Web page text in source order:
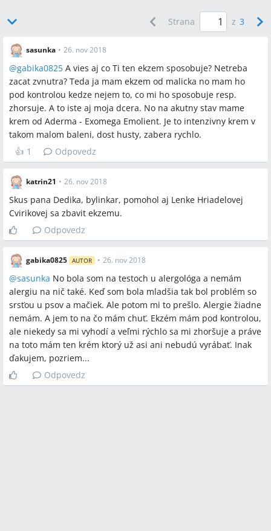
potravinových intolerancií alebo súkromné krvné testy;
niektorí používatelia uviedli rýchlé zlepšenie po
Najčastejšie otázky
Q:Kde zohnať Skin‑Cap, ak ho nemajú v lekárni?
A:Používatelia odporúčali objednávať Skin‑Cap online (v
príspevkoch spomenuté
a niektoré lekárne hlásili, že po zmene distributora sa produkt
krátkodobo vybil; jedna používateľka uviedla, že lekáreň ho
naskladnila, ale cena bola 23 €.
Q:Aká je dostupná náhrada za Skin‑Cap?
A:
lekárne ho bežne vedia objednať; farmaceutická pracovníčka
najbližšie zloženie k Skin‑Capu.
Q: Môžu probiotiká pomôcť pri ekzéme?
A:Niekoľko používateľov hlásilo zlepšenie po podávaní
probiotík už do 2–5 dní (u detí aj dospelých), formy spomenuté
v diskusii boli kvapky, cmulacie tablety a bežné tablety.
Q:Sú testy potravinovej intolerancie užitočné pri ekzéme?
A:V diskusii odporúčali súkromné testy potravinových
intolerancií a krvné testy v súkromných laboratóriách; jedna
používateľka uviedla, že Union čiastočne prepláca niektoré
Strana z 3
sasunka • 26. nov 2018
@gabika0825 A vies aj co Ti ten ekzem sposobuje? Netreba
zacat zvnutra? Teda ja mam ekzem od malicka no mam ho
pod kontrolou kedze nejem to, co mi ho sposobuje resp.
zhorsuje. A to iste aj moja dcera. No na akutny stav mame
krem od Aderma - Exomega Emolient. Je to intenzivny krem v
takom malom baleni, dost husty, zabera rychlo.
👍 1 Odpovedz
katrin21 • 26. nov 2018
Skus pana Dedika, bylinkar, pomohol aj Lenke Hriadelovej
Cvirikovej sa zbavit ekzemu.
Odpovedz
gabika0825 AUTOR • 26. nov 2018
@sasunka No bola som na testoch u alergológa a nemám
alergiu na nič také. Keď som bola mladšia tak bol problém so
srsťou u psov a mačiek. Ale potom mi to prešlo. Alergie žiadne
nemám. A jem to na čo mám chuť. Ekzém mám pod kontrolou,
ale niekedy sa mi vyhodí a veľmi rýchlo sa mi zhoršuje a práve
na toto mám ten krém ktorý už asi ani nebudú vyrábať. Inak
ďakujem, pozriem...
Odpovedz